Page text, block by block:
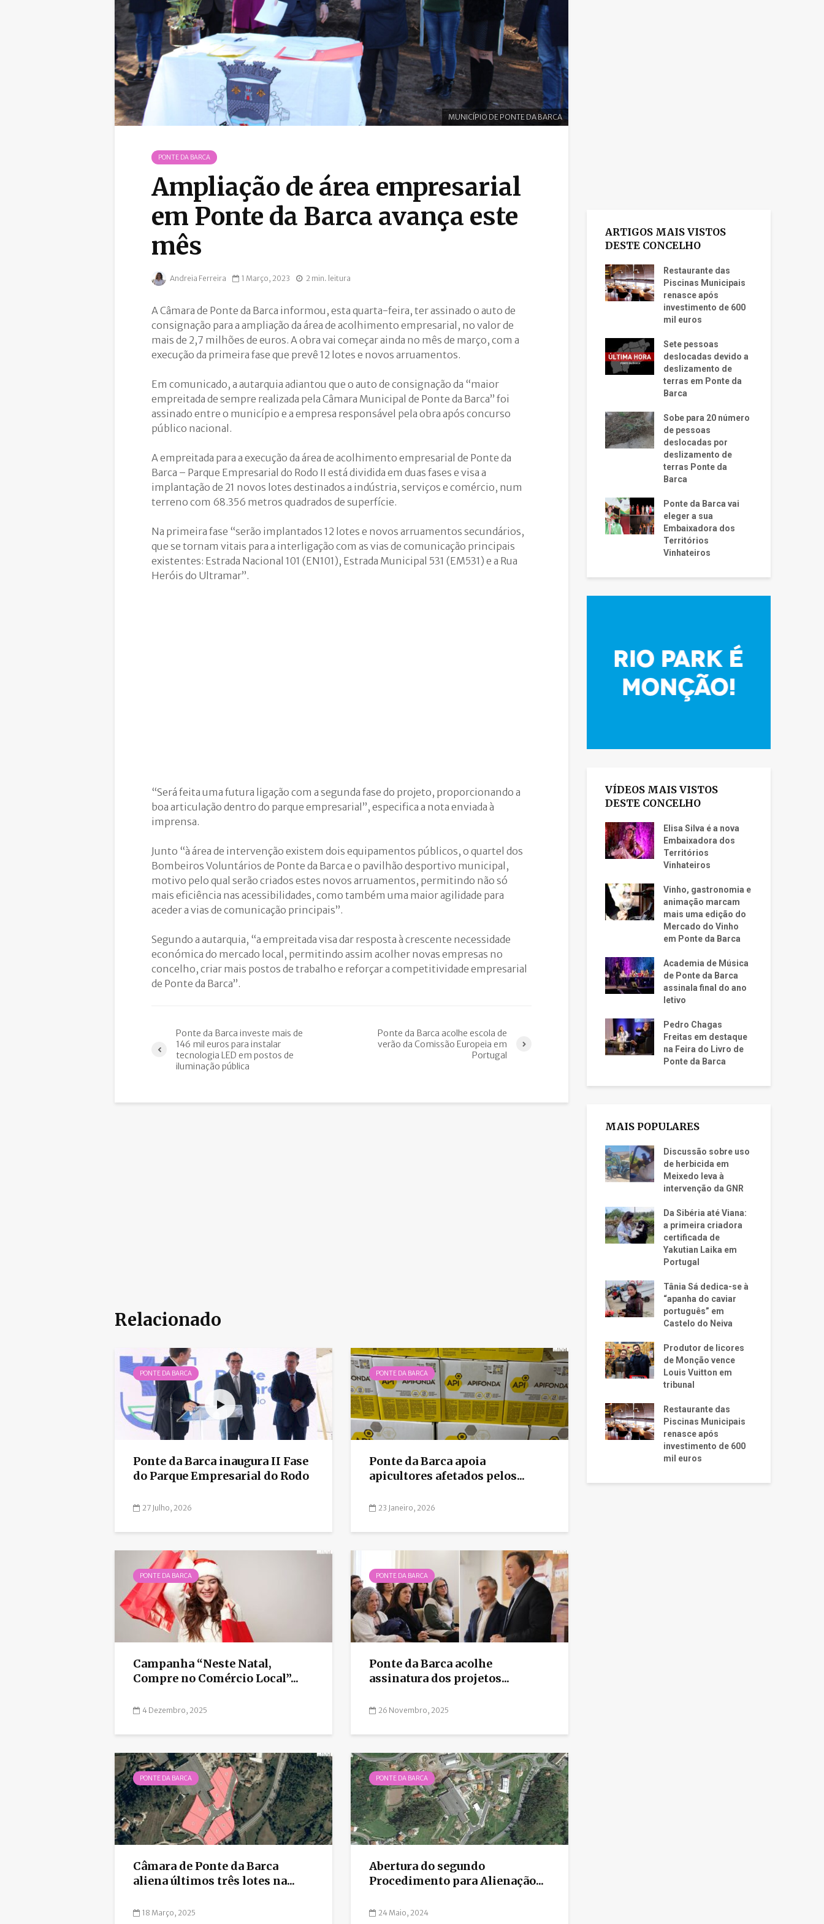
MUNICÍPIO DE PONTE DA BARCA
PONTE DA BARCA
Ampliação de área empresarial
em Ponte da Barca avança este
mês
Andreia Ferreira 1 Março, 2023 2 min. leitura
A Câmara de Ponte da Barca informou, esta quarta-feira, ter assinado o auto de
consignação para a ampliação da área de acolhimento empresarial, no valor de
mais de 2,7 milhões de euros. A obra vai começar ainda no mês de março, com a
execução da primeira fase que prevê 12 lotes e novos arruamentos.
Em comunicado, a autarquia adiantou que o auto de consignação da “maior
empreitada de sempre realizada pela Câmara Municipal de Ponte da Barca” foi
assinado entre o município e a empresa responsável pela obra após concurso
público nacional.
A empreitada para a execução da área de acolhimento empresarial de Ponte da
Barca – Parque Empresarial do Rodo II está dividida em duas fases e visa a
implantação de 21 novos lotes destinados a indústria, serviços e comércio, num
terreno com 68.356 metros quadrados de superfície.
Na primeira fase “serão implantados 12 lotes e novos arruamentos secundários,
que se tornam vitais para a interligação com as vias de comunicação principais
existentes: Estrada Nacional 101 (EN101), Estrada Municipal 531 (EM531) e a Rua
Heróis do Ultramar”.
“Será feita uma futura ligação com a segunda fase do projeto, proporcionando a
boa articulação dentro do parque empresarial”, especifica a nota enviada à
imprensa.
Junto “à área de intervenção existem dois equipamentos públicos, o quartel dos
Bombeiros Voluntários de Ponte da Barca e o pavilhão desportivo municipal,
motivo pelo qual serão criados estes novos arruamentos, permitindo não só
mais eficiência nas acessibilidades, como também uma maior agilidade para
aceder a vias de comunicação principais”.
Segundo a autarquia, “a empreitada visa dar resposta à crescente necessidade
económica do mercado local, permitindo assim acolher novas empresas no
concelho, criar mais postos de trabalho e reforçar a competitividade empresarial
de Ponte da Barca”.
Ponte da Barca investe mais de
146 mil euros para instalar
tecnologia LED em postos de
iluminação pública
Ponte da Barca acolhe escola de
verão da Comissão Europeia em
Portugal
Relacionado
PONTE DA BARCA
Ponte da Barca inaugura II Fase
do Parque Empresarial do Rodo
27 Julho, 2026
PONTE DA BARCA
Ponte da Barca apoia
apicultores afetados pelos...
23 Janeiro, 2026
PONTE DA BARCA
Campanha “Neste Natal,
Compre no Comércio Local”...
4 Dezembro, 2025
PONTE DA BARCA
Ponte da Barca acolhe
assinatura dos projetos...
26 Novembro, 2025
PONTE DA BARCA
Câmara de Ponte da Barca
aliena últimos três lotes na...
18 Março, 2025
PONTE DA BARCA
Abertura do segundo
Procedimento para Alienação...
24 Maio, 2024
ARTIGOS MAIS VISTOS
DESTE CONCELHO
Restaurante das
Piscinas Municipais
renasce após
investimento de 600
mil euros
Sete pessoas
deslocadas devido a
deslizamento de
terras em Ponte da
Barca
Sobe para 20 número
de pessoas
deslocadas por
deslizamento de
terras Ponte da
Barca
Ponte da Barca vai
eleger a sua
Embaixadora dos
Territórios
Vinhateiros
VÍDEOS MAIS VISTOS
DESTE CONCELHO
Elisa Silva é a nova
Embaixadora dos
Territórios
Vinhateiros
Vinho, gastronomia e
animação marcam
mais uma edição do
Mercado do Vinho
em Ponte da Barca
Academia de Música
de Ponte da Barca
assinala final do ano
letivo
Pedro Chagas
Freitas em destaque
na Feira do Livro de
Ponte da Barca
MAIS POPULARES
Discussão sobre uso
de herbicida em
Meixedo leva à
intervenção da GNR
Da Sibéria até Viana:
a primeira criadora
certificada de
Yakutian Laika em
Portugal
Tânia Sá dedica-se à
“apanha do caviar
português” em
Castelo do Neiva
Produtor de licores
de Monção vence
Louis Vuitton em
tribunal
Restaurante das
Piscinas Municipais
renasce após
investimento de 600
mil euros